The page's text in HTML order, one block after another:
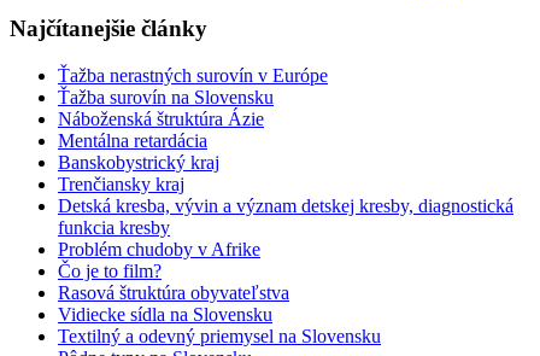
Najčítanejšie články
Ťažba nerastných surovín v Európe
Ťažba surovín na Slovensku
Náboženská štruktúra Ázie
Mentálna retardácia
Banskobystrický kraj
Trenčiansky kraj
Detská kresba, vývin a význam detskej kresby, diagnostická
funkcia kresby
Problém chudoby v Afrike
Čo je to film?
Rasová štruktúra obyvateľstva
Vidiecke sídla na Slovensku
Textilný a odevný priemysel na Slovensku